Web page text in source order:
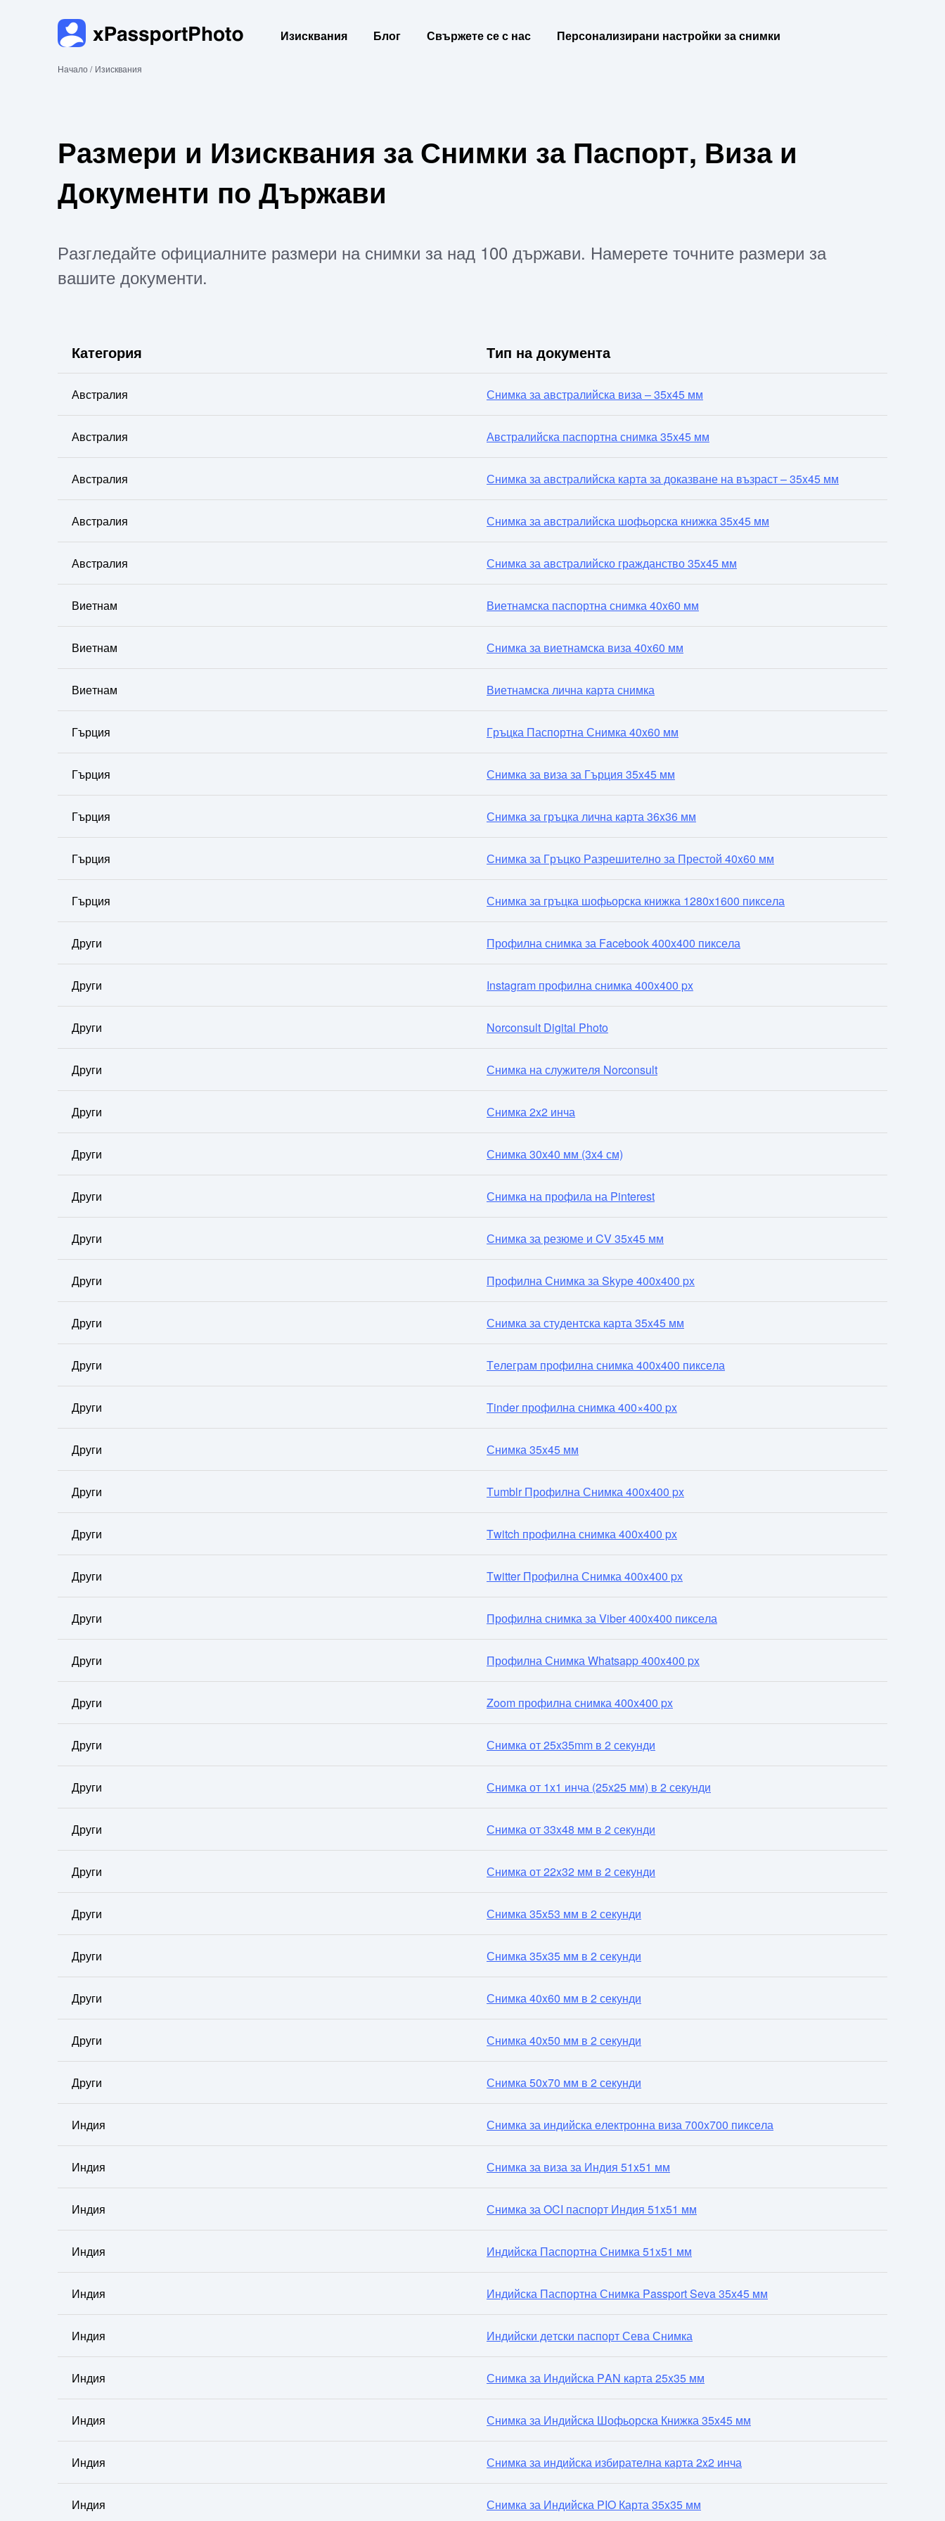
Изисквания Блог Свържете се с нас Персонализирани настройки за снимки
Начало / Изисквания
Размери и Изисквания за Снимки за Паспорт, Виза и
Документи по Държави
Разгледайте официалните размери на снимки за над 100 държави. Намерете точните размери за
вашите документи.
Категория Тип на документа
Австралия Снимка за австралийска виза – 35x45 мм
Австралия Австралийска паспортна снимка 35x45 мм
Австралия Снимка за австралийска карта за доказване на възраст – 35x45 мм
Австралия Снимка за австралийска шофьорска книжка 35x45 мм
Австралия Снимка за австралийско гражданство 35x45 мм
Виетнам Виетнамска паспортна снимка 40x60 мм
Виетнам Снимка за виетнамска виза 40x60 мм
Виетнам Виетнамска лична карта снимка
Гърция Гръцка Паспортна Снимка 40x60 мм
Гърция Снимка за виза за Гърция 35x45 мм
Гърция Снимка за гръцка лична карта 36x36 мм
Гърция Снимка за Гръцко Разрешително за Престой 40x60 мм
Гърция Снимка за гръцка шофьорска книжка 1280x1600 пиксела
Други Профилна снимка за Facebook 400x400 пиксела
Други Instagram профилна снимка 400x400 px
Други Norconsult Digital Photo
Други Снимка на служителя Norconsult
Други Снимка 2x2 инча
Други Снимка 30x40 мм (3x4 см)
Други Снимка на профила на Pinterest
Други Снимка за резюме и CV 35x45 мм
Други Профилна Снимка за Skype 400x400 px
Други Снимка за студентска карта 35x45 мм
Други Телеграм профилна снимка 400x400 пиксела
Други Tinder профилна снимка 400×400 px
Други Снимка 35x45 мм
Други Tumblr Профилна Снимка 400x400 px
Други Twitch профилна снимка 400x400 px
Други Twitter Профилна Снимка 400x400 px
Други Профилна снимка за Viber 400x400 пиксела
Други Профилна Снимка Whatsapp 400x400 px
Други Zoom профилна снимка 400x400 px
Други Снимка от 25x35mm в 2 секунди
Други Снимка от 1x1 инча (25x25 мм) в 2 секунди
Други Снимка от 33x48 мм в 2 секунди
Други Снимка от 22x32 мм в 2 секунди
Други Снимка 35x53 мм в 2 секунди
Други Снимка 35x35 мм в 2 секунди
Други Снимка 40x60 мм в 2 секунди
Други Снимка 40x50 мм в 2 секунди
Други Снимка 50x70 мм в 2 секунди
Индия Снимка за индийска електронна виза 700x700 пиксела
Индия Снимка за виза за Индия 51x51 мм
Индия Снимка за OCI паспорт Индия 51x51 мм
Индия Индийска Паспортна Снимка 51x51 мм
Индия Индийска Паспортна Снимка Passport Seva 35x45 мм
Индия Индийски детски паспорт Сева Снимка
Индия Снимка за Индийска PAN карта 25x35 мм
Индия Снимка за Индийска Шофьорска Книжка 35x45 мм
Индия Снимка за индийска избирателна карта 2x2 инча
Индия Снимка за Индийска PIO Карта 35x35 мм